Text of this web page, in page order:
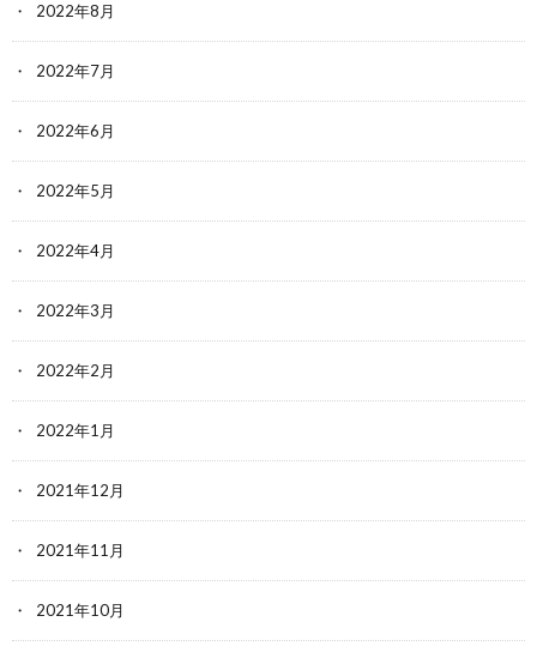
2022年8月
2022年7月
2022年6月
2022年5月
2022年4月
2022年3月
2022年2月
2022年1月
2021年12月
2021年11月
2021年10月